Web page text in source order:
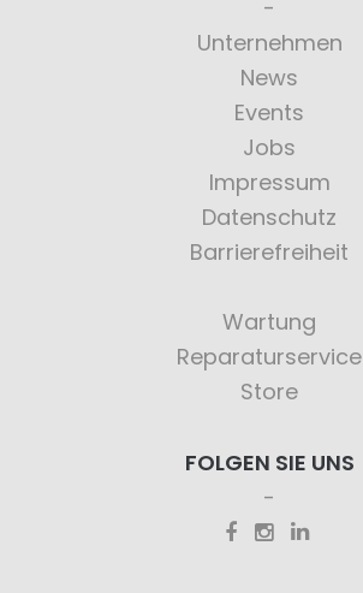
Unternehmen
News
Events
Jobs
Impressum
Datenschutz
Barrierefreiheit
Wartung
Reparaturservice
Store
FOLGEN SIE UNS